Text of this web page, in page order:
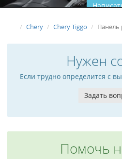
Chery Chery Tiggo Панель
Нужен
Если трудно определится с
Задать
Помочь